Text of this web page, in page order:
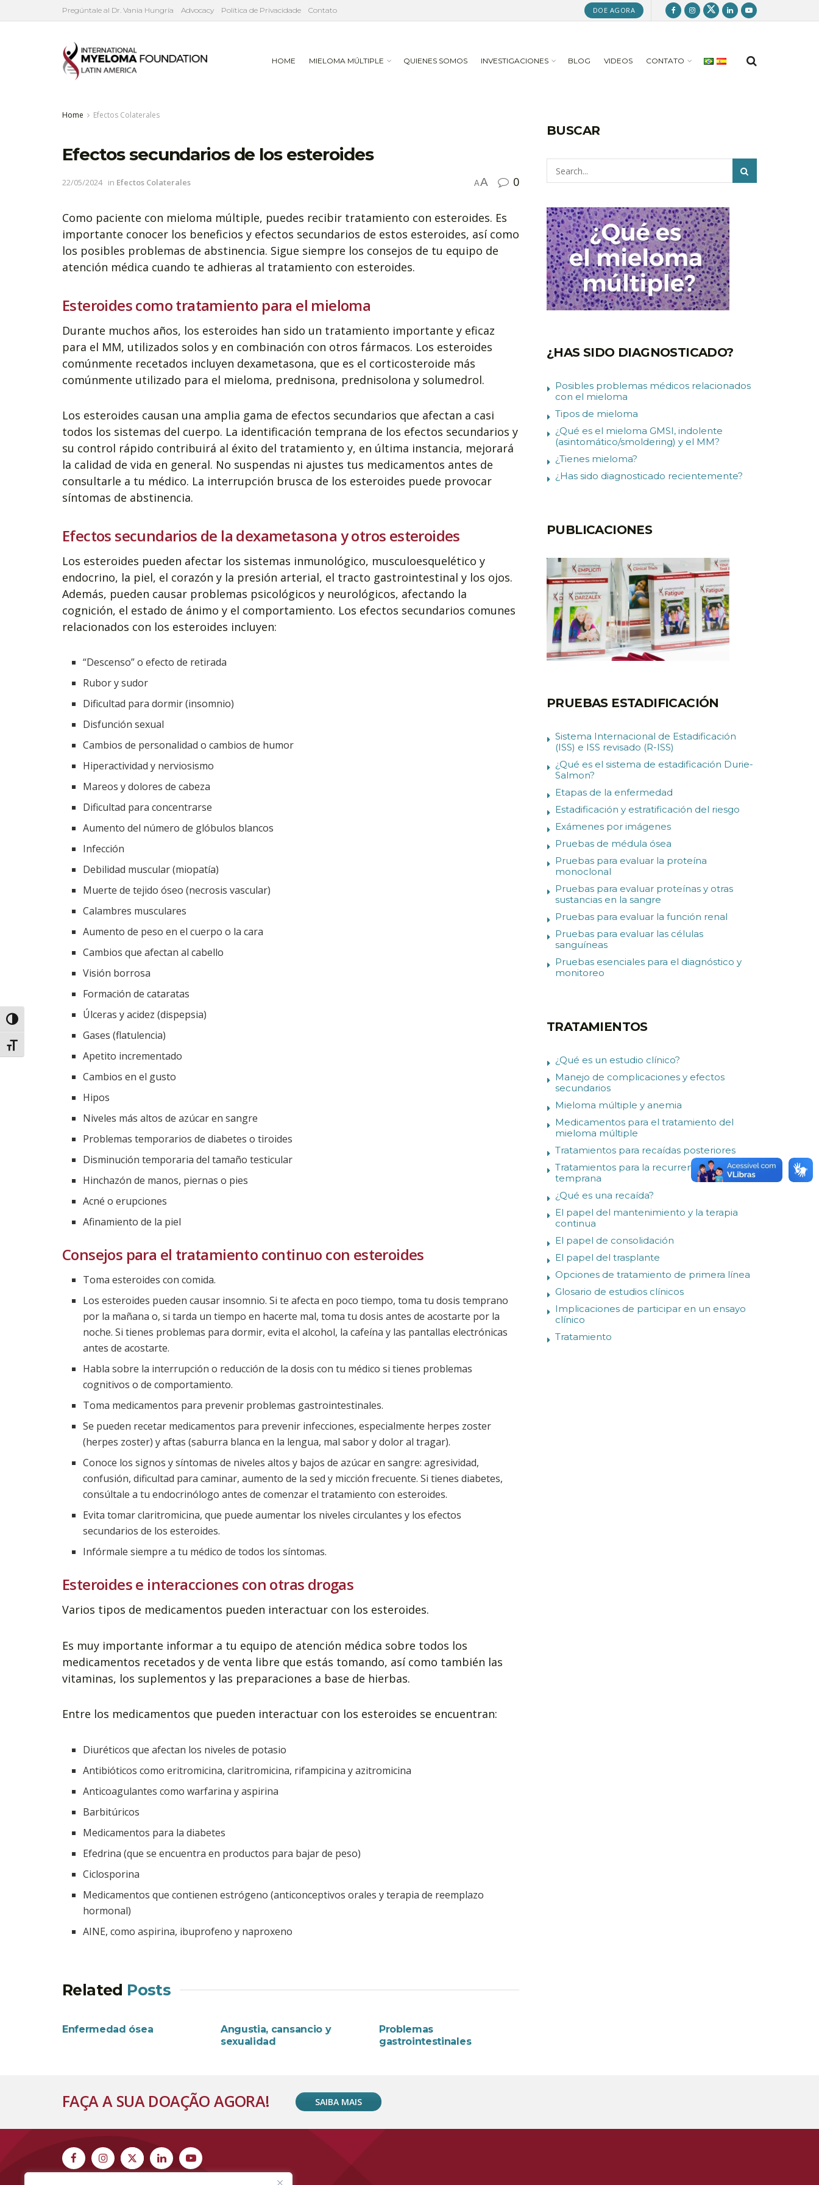
Alternar alto contraste
Alternar tamanho da fonte
Pregúntale al Dr. Vania Hungría Advocacy Política de Privacidade Contato DOE AGORA
HOME MIELOMA MÚLTIPLE QUIENES SOMOS INVESTIGACIONES BLOG VIDEOS CONTATO
Home Efectos Colaterales
Efectos secundarios de los esteroides
22/05/2024 in Efectos Colaterales AA 0
Como paciente con mieloma múltiple, puedes recibir tratamiento con esteroides. Es
importante conocer los beneficios y efectos secundarios de estos esteroides, así como
los posibles problemas de abstinencia. Sigue siempre los consejos de tu equipo de
atención médica cuando te adhieras al tratamiento con esteroides.
Esteroides como tratamiento para el mieloma
Durante muchos años, los esteroides han sido un tratamiento importante y eficaz
para el MM, utilizados solos y en combinación con otros fármacos. Los esteroides
comúnmente recetados incluyen dexametasona, que es el corticosteroide más
comúnmente utilizado para el mieloma, prednisona, prednisolona y solumedrol.
Los esteroides causan una amplia gama de efectos secundarios que afectan a casi
todos los sistemas del cuerpo. La identificación temprana de los efectos secundarios y
su control rápido contribuirá al éxito del tratamiento y, en última instancia, mejorará
la calidad de vida en general. No suspendas ni ajustes tus medicamentos antes de
consultarle a tu médico. La interrupción brusca de los esteroides puede provocar
síntomas de abstinencia.
Efectos secundarios de la dexametasona y otros esteroides
Los esteroides pueden afectar los sistemas inmunológico, musculoesquelético y
endocrino, la piel, el corazón y la presión arterial, el tracto gastrointestinal y los ojos.
Además, pueden causar problemas psicológicos y neurológicos, afectando la
cognición, el estado de ánimo y el comportamiento. Los efectos secundarios comunes
relacionados con los esteroides incluyen:
“Descenso” o efecto de retirada
Rubor y sudor
Dificultad para dormir (insomnio)
Disfunción sexual
Cambios de personalidad o cambios de humor
Hiperactividad y nerviosismo
Mareos y dolores de cabeza
Dificultad para concentrarse
Aumento del número de glóbulos blancos
Infección
Debilidad muscular (miopatía)
Muerte de tejido óseo (necrosis vascular)
Calambres musculares
Aumento de peso en el cuerpo o la cara
Cambios que afectan al cabello
Visión borrosa
Formación de cataratas
Úlceras y acidez (dispepsia)
Gases (flatulencia)
Apetito incrementado
Cambios en el gusto
Hipos
Niveles más altos de azúcar en sangre
Problemas temporarios de diabetes o tiroides
Disminución temporaria del tamaño testicular
Hinchazón de manos, piernas o pies
Acné o erupciones
Afinamiento de la piel
Consejos para el tratamiento continuo con esteroides
Toma esteroides con comida.
Los esteroides pueden causar insomnio. Si te afecta en poco tiempo, toma tu dosis temprano
por la mañana o, si tarda un tiempo en hacerte mal, toma tu dosis antes de acostarte por la
noche. Si tienes problemas para dormir, evita el alcohol, la cafeína y las pantallas electrónicas
antes de acostarte.
Habla sobre la interrupción o reducción de la dosis con tu médico si tienes problemas
cognitivos o de comportamiento.
Toma medicamentos para prevenir problemas gastrointestinales.
Se pueden recetar medicamentos para prevenir infecciones, especialmente herpes zoster
(herpes zoster) y aftas (saburra blanca en la lengua, mal sabor y dolor al tragar).
Conoce los signos y síntomas de niveles altos y bajos de azúcar en sangre: agresividad,
confusión, dificultad para caminar, aumento de la sed y micción frecuente. Si tienes diabetes,
consúltale a tu endocrinólogo antes de comenzar el tratamiento con esteroides.
Evita tomar claritromicina, que puede aumentar los niveles circulantes y los efectos
secundarios de los esteroides.
Infórmale siempre a tu médico de todos los síntomas.
Esteroides e interacciones con otras drogas
Varios tipos de medicamentos pueden interactuar con los esteroides.
Es muy importante informar a tu equipo de atención médica sobre todos los
medicamentos recetados y de venta libre que estás tomando, así como también las
vitaminas, los suplementos y las preparaciones a base de hierbas.
Entre los medicamentos que pueden interactuar con los esteroides se encuentran:
Diuréticos que afectan los niveles de potasio
Antibióticos como eritromicina, claritromicina, rifampicina y azitromicina
Anticoagulantes como warfarina y aspirina
Barbitúricos
Medicamentos para la diabetes
Efedrina (que se encuentra en productos para bajar de peso)
Ciclosporina
Medicamentos que contienen estrógeno (anticonceptivos orales y terapia de reemplazo
hormonal)
AINE, como aspirina, ibuprofeno y naproxeno
Related Posts
Enfermedad ósea
Angustia, cansancio y
sexualidad
Problemas
gastrointestinales
BUSCAR
Pesquisar
¿HAS SIDO DIAGNOSTICADO?
Posibles problemas médicos relacionados
con el mieloma
Tipos de mieloma
¿Qué es el mieloma GMSI, indolente
(asintomático/smoldering) y el MM?
¿Tienes mieloma?
¿Has sido diagnosticado recientemente?
PUBLICACIONES
PRUEBAS ESTADIFICACIÓN
Sistema Internacional de Estadificación
(ISS) e ISS revisado (R-ISS)
¿Qué es el sistema de estadificación Durie-
Salmon?
Etapas de la enfermedad
Estadificación y estratificación del riesgo
Exámenes por imágenes
Pruebas de médula ósea
Pruebas para evaluar la proteína
monoclonal
Pruebas para evaluar proteínas y otras
sustancias en la sangre
Pruebas para evaluar la función renal
Pruebas para evaluar las células
sanguíneas
Pruebas esenciales para el diagnóstico y
monitoreo
TRATAMIENTOS
¿Qué es un estudio clínico?
Manejo de complicaciones y efectos
secundarios
Mieloma múltiple y anemia
Medicamentos para el tratamiento del
mieloma múltiple
Tratamientos para recaídas posteriores
Tratamientos para la recurrencia
temprana
¿Qué es una recaída?
El papel del mantenimiento y la terapia
continua
El papel de consolidación
El papel del trasplante
Opciones de tratamiento de primera línea
Glosario de estudios clínicos
Implicaciones de participar en un ensayo
clínico
Tratamiento
FAÇA A SUA DOAÇÃO AGORA! SAIBA MAIS